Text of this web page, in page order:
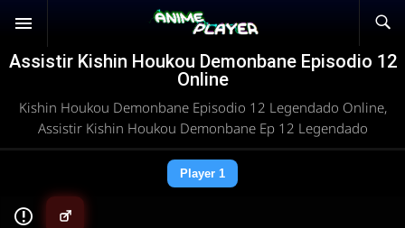
Assistir Kishin Houkou Demonbane Episodio 12
Online
Kishin Houkou Demonbane Episodio 12 Legendado Online,
Assistir Kishin Houkou Demonbane Ep 12 Legendado
Player 1